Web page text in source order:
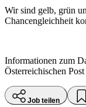
Wir sind gelb, grün
Chancengleichheit
Informationen zum
Österreichischen
Job teilen